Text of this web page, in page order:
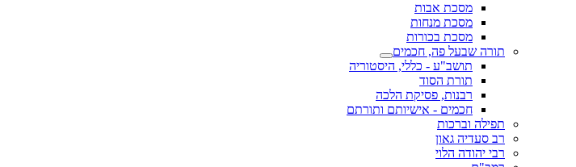
מסכת אבות
מסכת מנחות
מסכת בכורות
תורה שבעל פה, חכמים
תושב"ע - כללי, היסטוריה
תורת הסוד
רבנות, פסיקת הלכה
חכמים - אישיותם ותורתם
תפילה וברכות
רב סעדיה גאון
רבי יהודה הלוי